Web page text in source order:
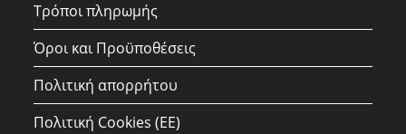
Τρόποι πληρωμής
Όροι και Προϋποθέσεις
Πολιτική απορρήτου
Πολιτική Cookies (ΕΕ)